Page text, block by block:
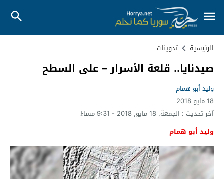
الرئيسية تدوينات
صيدنايا.. قلعة الأسرار – على السطح
وليد أبو همام
18 مايو 2018
آخر تحديث : الجمعة, 18 مايو, 2018 - 9:31 مساءً
وليد أبو همام